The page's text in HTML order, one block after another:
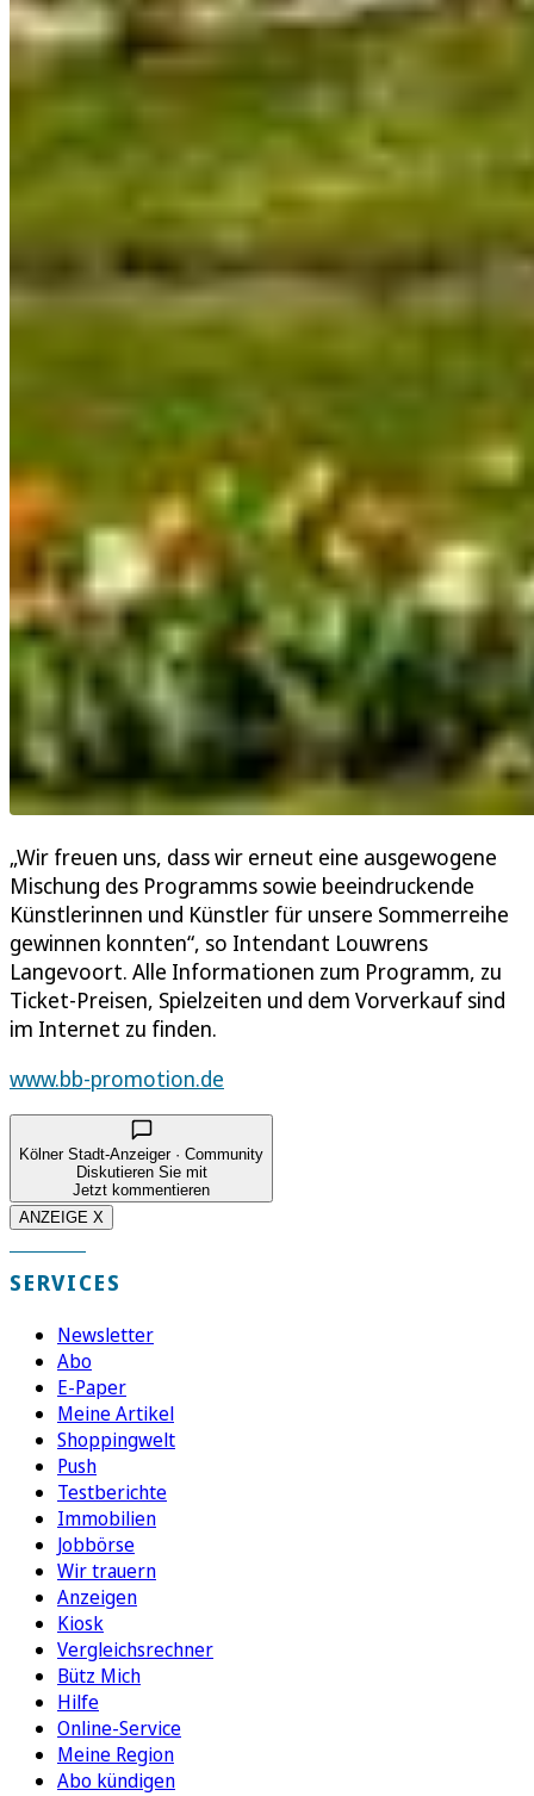
„Wir freuen uns, dass wir erneut eine ausgewogene
Mischung des Programms sowie beeindruckende
Künstlerinnen und Künstler für unsere Sommerreihe
gewinnen konnten“, so Intendant Louwrens
Langevoort. Alle Informationen zum Programm, zu
Ticket-Preisen, Spielzeiten und dem Vorverkauf sind
im Internet zu finden.
www.bb-promotion.de
Kölner Stadt-Anzeiger · Community
Diskutieren Sie mit
Jetzt kommentieren
ANZEIGE X
SERVICES
Newsletter
Abo
E-Paper
Meine Artikel
Shoppingwelt
Push
Testberichte
Immobilien
Jobbörse
Wir trauern
Anzeigen
Kiosk
Vergleichsrechner
Bütz Mich
Hilfe
Online-Service
Meine Region
Abo kündigen